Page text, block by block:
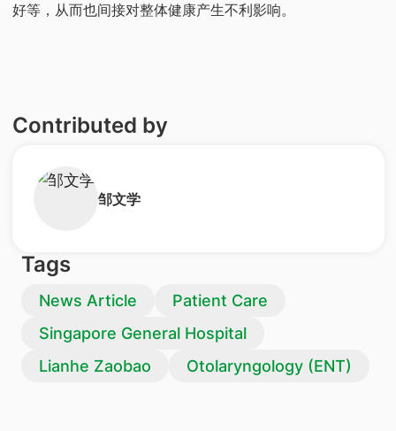
好等，从而也间接对整体健康产生不利影响。
Contributed by
​邹文学
Tags
News Article
Patient Care
Singapore General Hospital
Lianhe Zaobao
Otolaryngology (ENT)